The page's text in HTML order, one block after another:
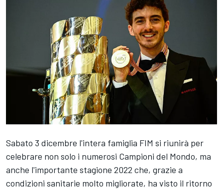
Sabato 3 dicembre l'intera famiglia FIM si riunirà per
celebrare non solo i numerosi Campioni del Mondo, ma
anche l'importante stagione 2022 che, grazie a
condizioni sanitarie molto migliorate, ha visto il ritorno